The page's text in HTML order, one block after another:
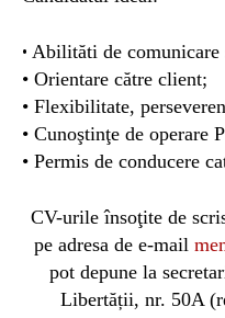
• Abilităti de comunicare
• Orientare către client;
• Flexibilitate,
• Cunoştinţe de operare
• Permis de conducere
CV-urile însoţite de
pe adresa de e-mail
pot depune la
Libertății, nr. 50A